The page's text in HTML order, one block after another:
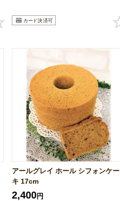
アールグレイ ホール シフォンケー
キ 17cm
2,400円